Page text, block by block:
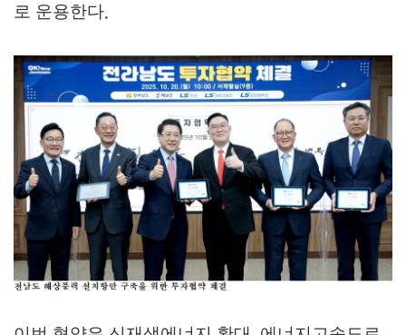
로 운용한다.